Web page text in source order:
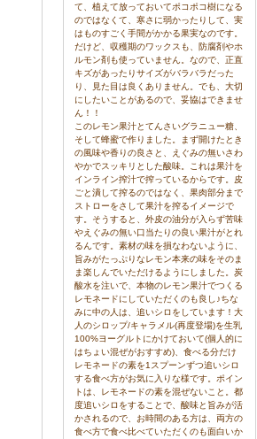
v=AdIVxQaERNs
て、植えて放っておいてポコポコ樹になる
のではなくて、寒さに弱かったりして、実
はものすごく手間がかかる果実なのです。
だけど、収穫期のワックスも、防腐剤やホ
ルモン剤も使っていません。なので、正直
キズがあったりサイズがバラバラだった
り、見た目は良くありません。でも、大切
にしたいことがあるので、妥協はできませ
ん！！
このレモン果汁とてんさいグラニュー糖、
そして蜂蜜で作りました。まず開けたとき
の風味や香りの良さと、えぐみの無いさわ
やかでスッキリとした酸味。これは果汁を
インライン搾汁で搾っているからです。皮
ごと潰して搾るのではなく、果肉部分まで
ストローをさして果汁を搾るイメージで
す。そうすると、外皮の油分が入らず苦味
やえぐみの無い口当たりの良い果汁がとれ
るんです。素材の味を損なわないように、
旨みがたっぷりなレモン本来の味をそのま
ま楽しんでいただけるようにしました。炭
酸水を注いで、本物のレモン果汁でつくる
レモネードにしていただくのも良し♪ちな
みに中の人は、追いシロをしています！大
人のシロップ/キャラメル(再度登場)を生乳
100%ヨーグルトにかけておいて(個人的に
はちょい混ぜがおすすめ)、食べる分だけ
レモネードの素を1スプーンずつ追いシロ
する食べ方がお気に入りな様です。ポイン
トは、レモネードの素を混ぜないこと。都
度追いシロをすることで、酸味と旨みが活
かされるので、お時間のある方は、両方の
食べ方で食べ比べていただくのも面白いか